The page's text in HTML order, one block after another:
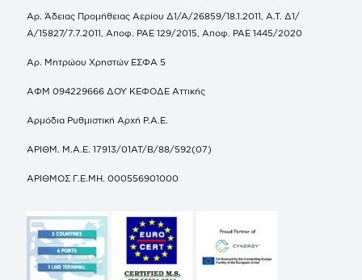
Αρ. Άδειας Προμήθειας Αερίου Δ1/Α/26859/18.1.2011, Α.Τ. Δ1/
Α/15827/7.7.2011, Αποφ. ΡΑΕ 129/2015, Αποφ. ΡΑΕ 1445/2020
Αρ. Μητρώου Χρηστών ΕΣΦΑ 5
ΑΦΜ 094229666 ΔΟΥ ΚΕΦΟΔΕ Αττικής
Αρμόδια Ρυθμιστική Αρχή Ρ.Α.Ε.
ΑΡΙΘΜ. Μ.Α.Ε. 17913/01ΑΤ/Β/88/592(07)
ΑΡΙΘΜΟΣ Γ.Ε.ΜΗ. 000556901000